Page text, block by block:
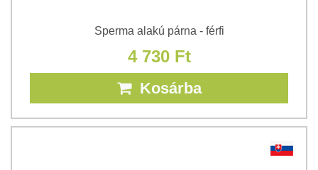
Sperma alakú párna - férfi
4 730 Ft
Kosárba